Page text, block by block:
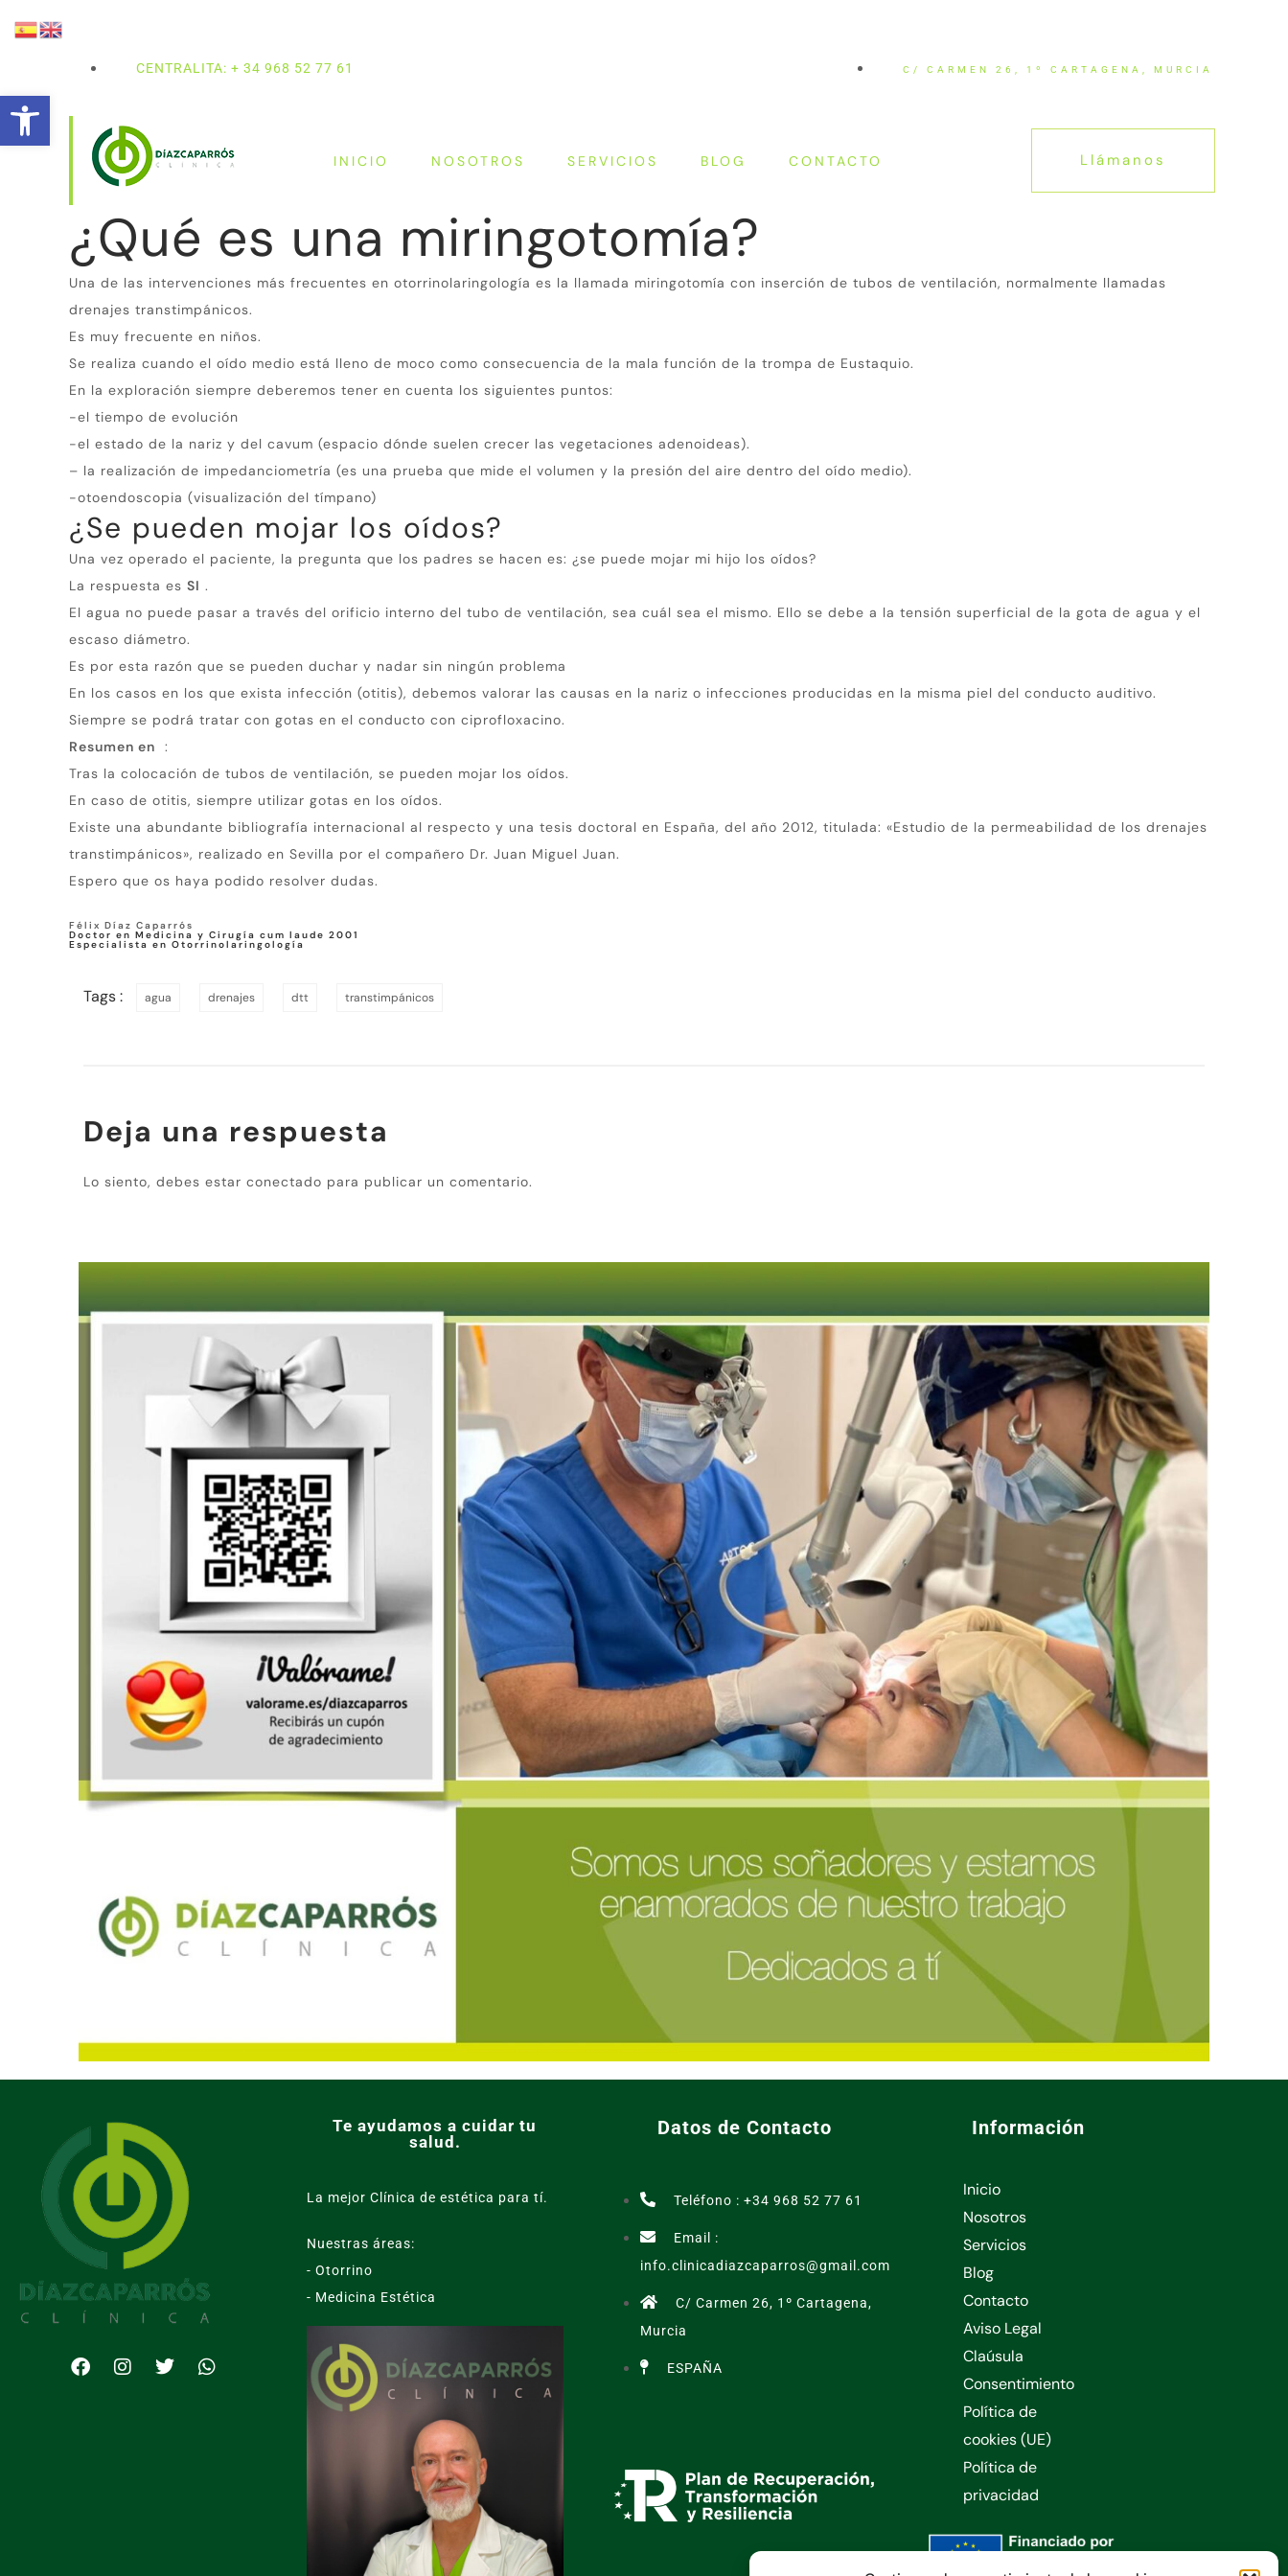
Abrir barra de herramientas
CENTRALITA: + 34 968 52 77 61 C/ CARMEN 26, 1º CARTAGENA, MURCIA
INICIO NOSOTROS SERVICIOS BLOG CONTACTO Llámanos
¿Qué es una miringotomía?
Una de las intervenciones más frecuentes en otorrinolaringología es la llamada miringotomía con inserción de tubos de ventilación, normalmente llamadas
drenajes transtimpánicos.
Es muy frecuente en niños.
Se realiza cuando el oído medio está lleno de moco como consecuencia de la mala función de la trompa de Eustaquio.
En la exploración siempre deberemos tener en cuenta los siguientes puntos:
-el tiempo de evolución
-el estado de la nariz y del cavum (espacio dónde suelen crecer las vegetaciones adenoideas).
– la realización de impedanciometría (es una prueba que mide el volumen y la presión del aire dentro del oído medio).
-otoendoscopia (visualización del tímpano)
¿Se pueden mojar los oídos?
Una vez operado el paciente, la pregunta que los padres se hacen es: ¿se puede mojar mi hijo los oídos?
La respuesta es SI .
El agua no puede pasar a través del orificio interno del tubo de ventilación, sea cuál sea el mismo. Ello se debe a la tensión superficial de la gota de agua y el
escaso diámetro.
Es por esta razón que se pueden duchar y nadar sin ningún problema
En los casos en los que exista infección (otitis), debemos valorar las causas en la nariz o infecciones producidas en la misma piel del conducto auditivo.
Siempre se podrá tratar con gotas en el conducto con ciprofloxacino.
Resumen en :
Tras la colocación de tubos de ventilación, se pueden mojar los oídos.
En caso de otitis, siempre utilizar gotas en los oídos.
Existe una abundante bibliografía internacional al respecto y una tesis doctoral en España, del año 2012, titulada: «Estudio de la permeabilidad de los drenajes
transtimpánicos», realizado en Sevilla por el compañero Dr. Juan Miguel Juan.
Espero que os haya podido resolver dudas.
Félix Díaz Caparrós
Doctor en Medicina y Cirugía cum laude 2001
Especialista en Otorrinolaringología
Tags : agua drenajes dtt transtimpánicos
Deja una respuesta
Lo siento, debes estar conectado para publicar un comentario.
Te ayudamos a cuidar tu
salud.
La mejor Clínica de estética para tí.
Nuestras áreas:
- Otorrino
- Medicina Estética
Datos de Contacto
Teléfono : +34 968 52 77 61
Email :
info.clinicadiazcaparros@gmail.com
C/ Carmen 26, 1º Cartagena,
Murcia
ESPAÑA
Información
Inicio
Nosotros
Servicios
Blog
Contacto
Aviso Legal
Claúsula
Consentimiento
Política de
cookies (UE)
Política de
privacidad